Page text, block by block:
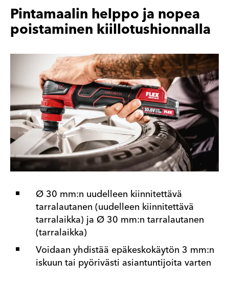
Pintamaalin helppo ja nopea
poistaminen kiillotushionnalla
Ø 30 mm:n uudelleen kiinnitettävä
tarralautanen (uudelleen kiinnitettävä
tarralaikka) ja Ø 30 mm:n tarralautanen
(tarralaikka)
Voidaan yhdistää epäkeskokäytön 3 mm:n
iskuun tai pyörivästi asiantuntijoita varten